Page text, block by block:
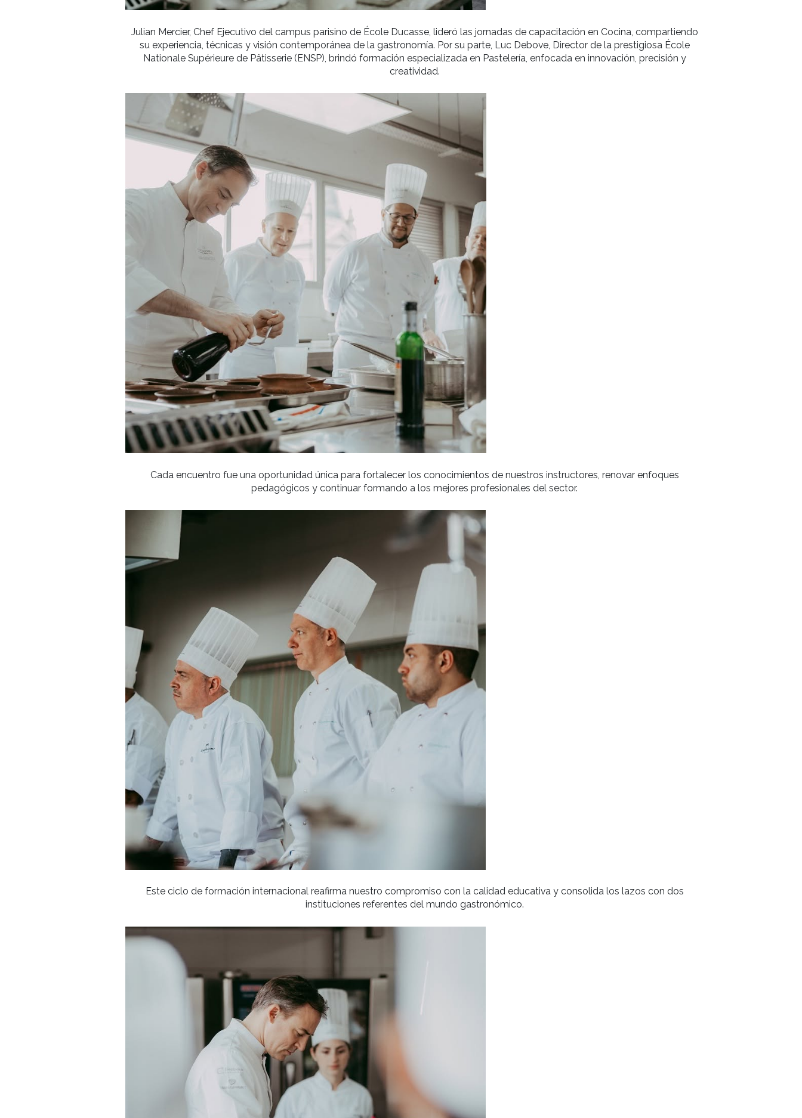
Julian Mercier, Chef Ejecutivo del campus parisino de École Ducasse, lideró las jornadas de capacitación en Cocina,
su experiencia, técnicas y visión contemporánea de la gastronomía. Por su parte, Luc Debove, Director de la prestigiosa
Nationale Supérieure de Pâtisserie (ENSP), brindó formación especializada en Pastelería, enfocada en innovación, precisión
creatividad.
Cada encuentro fue una oportunidad única para fortalecer los conocimientos de nuestros instructores, renovar enfoques
pedagógicos y continuar formando a los mejores profesionales del sector.